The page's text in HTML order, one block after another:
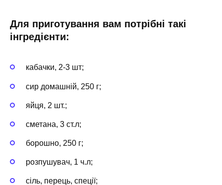
Для приготування вам потрібні такі
інгредієнти:
кабачки, 2-3 шт;
сир домашній, 250 г;
яйця, 2 шт.;
сметана, 3 ст.л;
борошно, 250 г;
розпушувач, 1 ч.л;
сіль, перець, спеції;